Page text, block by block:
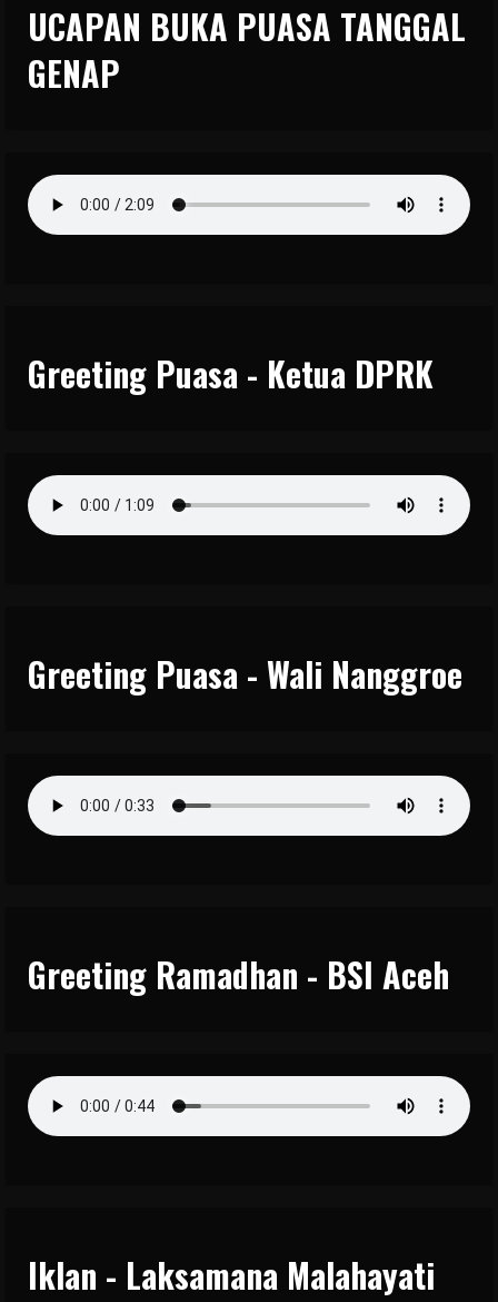
UCAPAN BUKA PUASA TANGGAL
GENAP
Greeting Puasa - Ketua DPRK
Greeting Puasa - Wali Nanggroe
Greeting Ramadhan - BSI Aceh
Iklan - Laksamana Malahayati